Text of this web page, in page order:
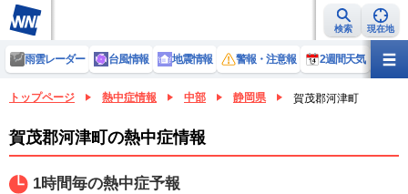
検索 現在地
雨雲レーダー 台風情報 地震情報 警報・注意報 2週間天気 ラ
トップページ 熱中症情報 中部 静岡県 賀茂郡河津町
賀茂郡河津町の熱中症情報
1時間毎の熱中症予報